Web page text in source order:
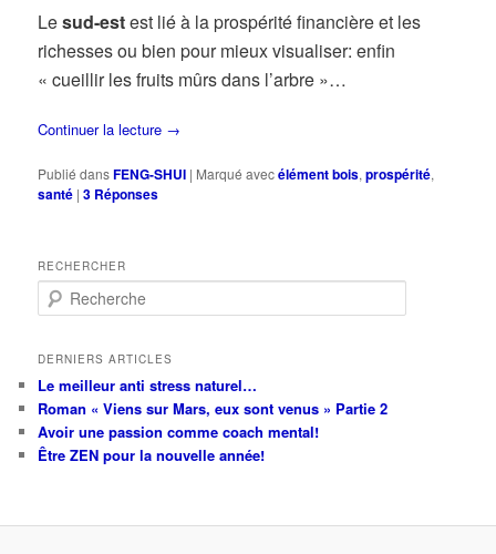
Lesud-estest lié à la prospérité financière et les
richesses ou bien pour mieux visualiser: enfin
« cueillir les fruits mûrs dans l’arbre »…
Continuer la lecture →
Publié dansFENG-SHUI | Marqué avecélément bois,prospérité,
santé |3 Réponses
RECHERCHER
e
h
r
c
h
e
DERNIERS ARTICLES
Le meilleur anti stress naturel…
Roman « Viens sur Mars, eux sont venus » Partie 2
Avoir une passion comme coach mental!
Être ZEN pour la nouvelle année!